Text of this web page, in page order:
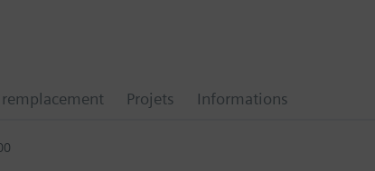
Projets Informations